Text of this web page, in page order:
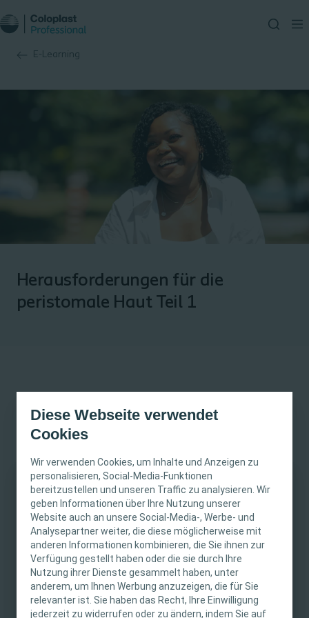
Diese Webseite verwendet
Cookies
Wir verwenden Cookies, um Inhalte und Anzeigen zu
personalisieren, Social-Media-Funktionen
bereitzustellen und unseren Traffic zu analysieren. Wir
geben Informationen über Ihre Nutzung unserer
Website auch an unsere Social-Media-, Werbe- und
Analysepartner weiter, die diese möglicherweise mit
anderen Informationen kombinieren, die Sie ihnen zur
Verfügung gestellt haben oder die sie durch Ihre
Nutzung ihrer Dienste gesammelt haben, unter
anderem, um Ihnen Werbung anzuzeigen, die für Sie
relevanter ist. Sie haben das Recht, Ihre Einwilligung
jederzeit zu widerrufen oder zu ändern, indem Sie auf
E-Learning
WICHTIGER HINWEIS
Diese Website richtet sich nur an medizinisches
Fachpersonal. Der Inhalt der Website ist für
fachliche Informations- und Fortbildungszwecke
bestimmt. Coloplast bietet keinen individuellen
medizinischen Rat. Die Verantwortung für die
individuelle Patientenversorgung liegt beim
Herausforderungen für die
peristomale Haut Teil 1
Kursinfo
Kurs starten
Kurslänge
15 min.
Stomaversorgung
E-Learning
In diesem Modul lernen Sie die Auswirkungen von Hautalterung,
Hautablösungen, Bestrahlung und Verdauungsenzymen auf die